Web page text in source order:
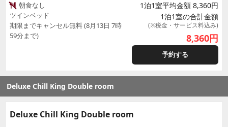
朝食なし
ツインベッド
期限までキャンセル無料 (8月13日 7時
59分まで)
1泊1室平均金額 8,360円
1泊1室の合計金額
(※税金・サービス料込み)
8,360円
予約する
Deluxe Chill King Double room
Deluxe Chill King Double room